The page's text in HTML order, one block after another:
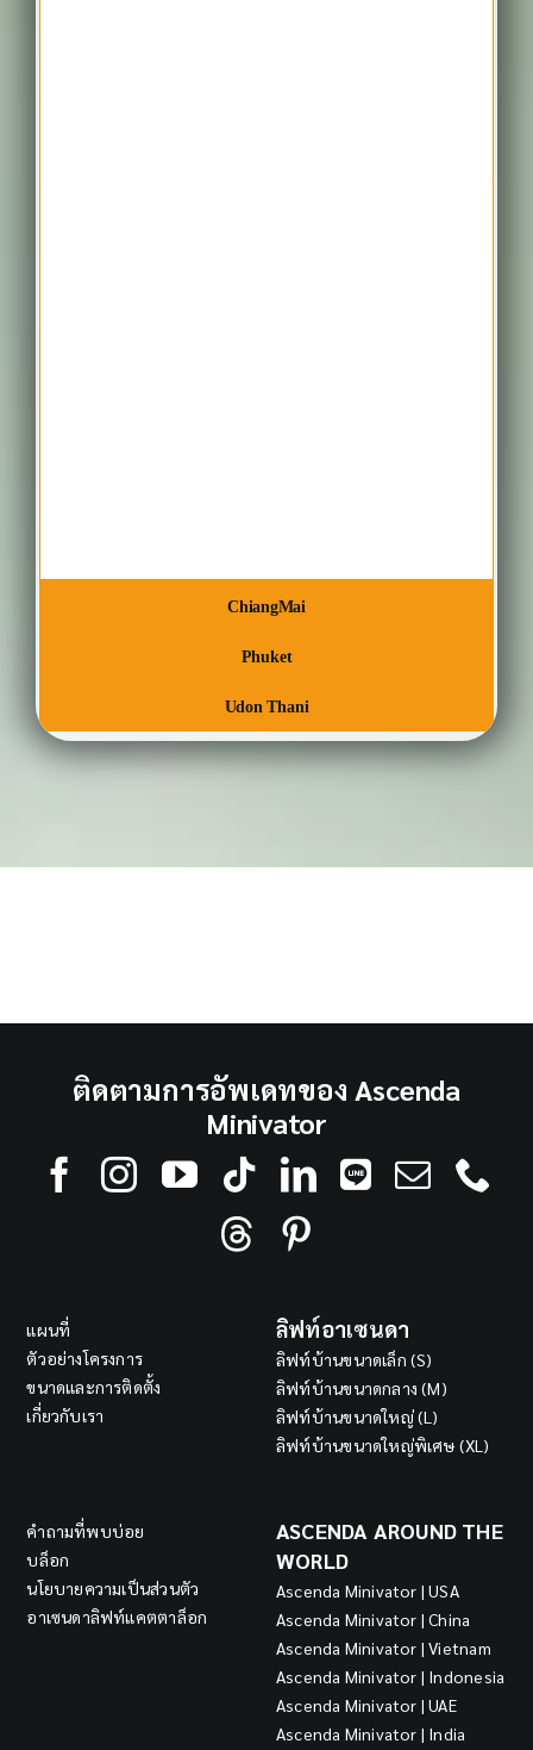
ChiangMai
Phuket
Udon Thani
ติดตามการอัพเดทของ Ascenda
Minivator
แผนที่
ตัวอย่างโครงการ
ขนาดและการติดตั้ง
เกี่ยวกับเรา
ลิฟท์อาเซนดา
ลิฟท์บ้านขนาดเล็ก (S)
ลิฟท์บ้านขนาดกลาง (M)
ลิฟท์บ้านขนาดใหญ่ (L)
ลิฟท์บ้านขนาดใหญ่พิเศษ (XL)
คำถามที่พบบ่อย
บล็อก
นโยบายความเป็นส่วนตัว
อาเซนดาลิฟท์แคตตาล็อก
ASCENDA AROUND THE
WORLD
Ascenda Minivator | USA
Ascenda Minivator | China
Ascenda Minivator | Vietnam
Ascenda Minivator | Indonesia
Ascenda Minivator | UAE
Ascenda Minivator | India